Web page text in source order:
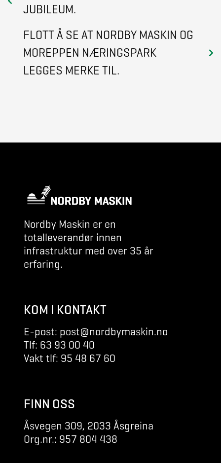
JUBILEUM.
FLOTT Å SE AT NORDBY MASKIN OG
MOREPPEN NÆRINGSPARK
LEGGES MERKE TIL.
Nordby Maskin er en
totalleverandør innen
infrastruktur med over 35 år
erfaring.
KOM I KONTAKT
E-post: post@nordbymaskin.no
Tlf: 63 93 00 40
Vakt tlf: 95 48 67 60
FINN OSS
Åsvegen 309, 2033 Åsgreina
Org.nr.: 957 804 438